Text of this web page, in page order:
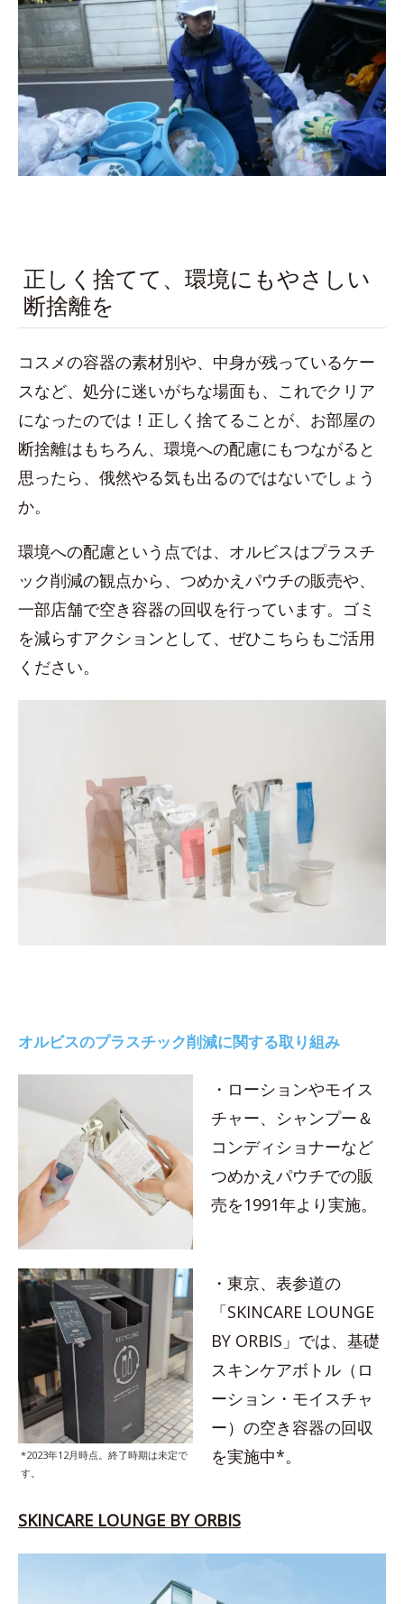
正しく捨てて、環境にもやさしい
断捨離を
コスメの容器の素材別や、中身が残っているケー
スなど、処分に迷いがちな場面も、これでクリア
になったのでは！正しく捨てることが、お部屋の
断捨離はもちろん、環境への配慮にもつながると
思ったら、俄然やる気も出るのではないでしょう
か。
環境への配慮という点では、オルビスはプラスチ
ック削減の観点から、つめかえパウチの販売や、
一部店舗で空き容器の回収を行っています。ゴミ
を減らすアクションとして、ぜひこちらもご活用
ください。
オルビスのプラスチック削減に関する取り組み
・ローションやモイス
チャー、シャンプー＆
コンディショナーなど
つめかえパウチでの販
売を1991年より実施。
*2023年12月時点。終了時期は未定で
す。
・東京、表参道の
「SKINCARE LOUNGE
BY ORBIS」では、基礎
スキンケアボトル（ロ
ーション・モイスチャ
ー）の空き容器の回収
を実施中*。
SKINCARE LOUNGE BY ORBIS